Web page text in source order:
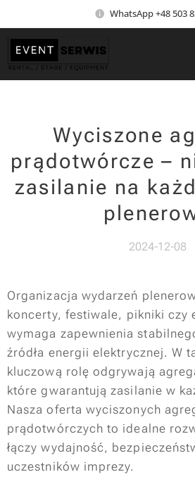
WhatsApp +48 503
Wyciszone
prądotwórcze –
zasilanie na
2024-12-08
Organizacja wydarzeń
koncerty, festiwale, pikniki czy
wymaga zapewnienia
źródła energii elektrycznej. W
kluczową rolę odgrywają
które gwarantują zasilanie w
Nasza oferta wyciszonych
prądotwórczych to idealne
łączy wydajność,
uczestników imprezy.